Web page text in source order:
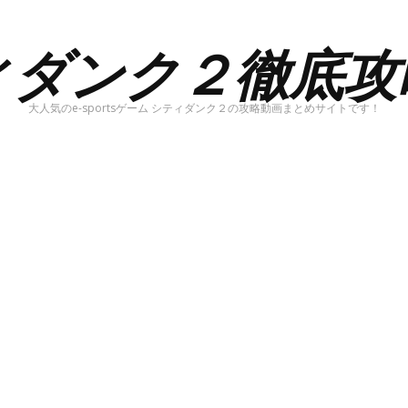
ンク２徹底
大人気のe-sportsゲーム シティダンク２の攻略動画まとめサイトです！